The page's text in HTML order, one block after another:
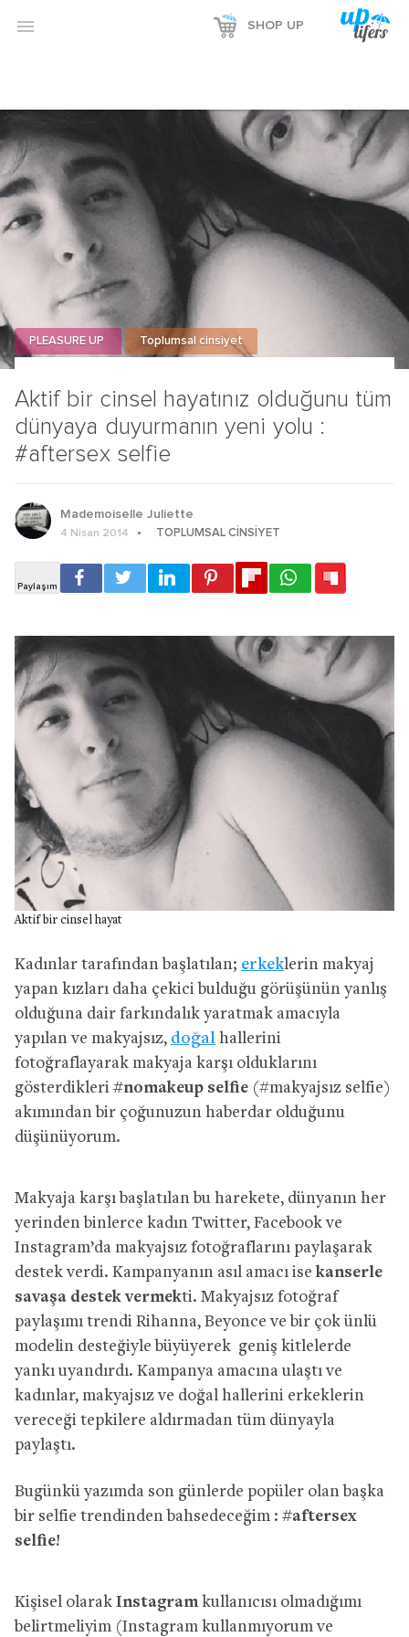
 SHOP UP
Aktif bir cinsel hayatınız olduğunu tüm
dünyaya duyurmanın yeni yolu :
#aftersex selfie
PLEASURE UP Toplumsal cinsiyet
Mademoiselle Juliette
4 Nisan 2014 TOPLUMSAL CINSIYET
Aktif bir cinsel hayat
Kadınlar tarafından başlatılan; erkeklerin makyaj
yapan kızları daha çekici bulduğu görüşünün yanlış
olduğuna dair farkındalık yaratmak amacıyla
yapılan ve makyajsız, doğal hallerini
fotoğraflayarak makyaja karşı olduklarını
gösterdikleri #nomakeup selfie (#makyajsız selfie)
akımından bir çoğunuzun haberdar olduğunu
düşünüyorum.
Makyaja karşı başlatılan bu harekete, dünyanın her
yerinden binlerce kadın Twitter, Facebook ve
Instagram’da makyajsız fotoğraflarını paylaşarak
destek verdi. Kampanyanın asıl amacı ise kanserle
savaşa destek vermekti. Makyajsız fotoğraf
paylaşımı trendi Rihanna, Beyonce ve bir çok ünlü
modelin desteğiyle büyüyerek geniş kitlelerde
yankı uyandırdı. Kampanya amacına ulaştı ve
kadınlar, makyajsız ve doğal hallerini erkeklerin
vereceği tepkilere aldırmadan tüm dünyayla
paylaştı.
Bugünkü yazımda son günlerde popüler olan başka
bir selfie trendinden bahsedeceğim : #aftersex
selfie!
Kişisel olarak Instagramkullanıcısı olmadığımı
belirtmeliyim (Instagram kullanmıyorum ve